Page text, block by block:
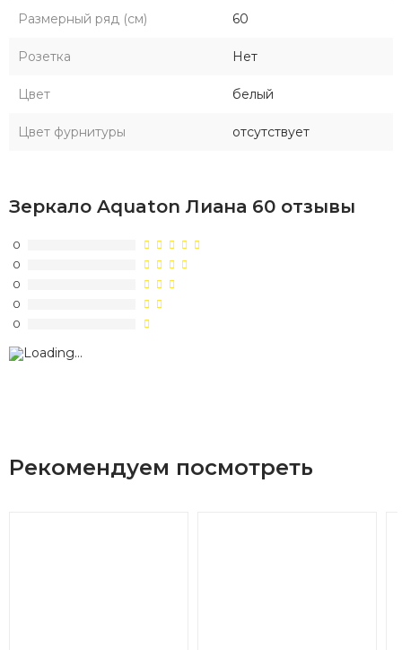
Размерный ряд (см) 60
Розетка Нет
Цвет белый
Цвет фурнитуры отсутствует
Зеркало Aquaton Лиана 60 отзывы
0
0
0
0
0
Рекомендуем посмотреть